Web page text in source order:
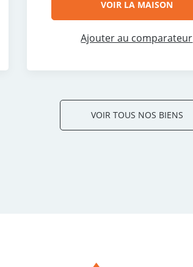
VOIR LA MAISON
Ajouter au comparateur
VOIR TOUS NOS BIENS